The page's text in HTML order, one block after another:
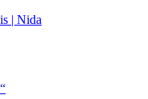
| Nida